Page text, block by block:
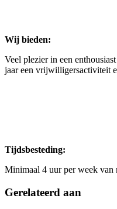
Wij bieden:
Veel plezier in een
jaar een vrijwilligersactiviteit
Tijdsbesteding:
Minimaal 4 uur per week van
Gerelateerd aan